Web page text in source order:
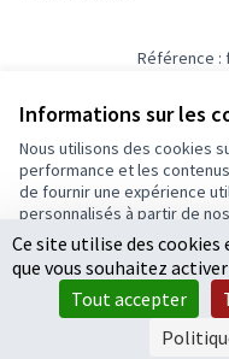
Informations sur les
Nous utilisons des cookies
performance et les
de fournir une expérience
personnalisés à partir de
Accepter
Référence :
Conditions d'utilisation
Paramètres des cookies
(Lien externe)
Site réalisé parOpen Source
Ce site utilise des
que vous souhaitez activer
Tout accepter